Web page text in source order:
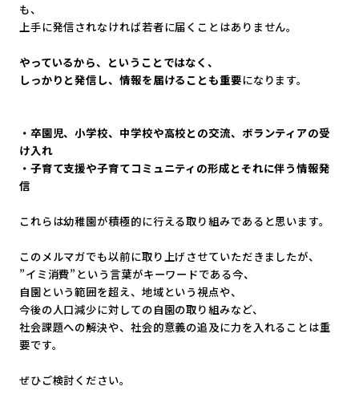
も、
上手に発信されなければ若者に届くことはありません。
やっているから、ということではなく、
しっかりと発信し、情報を届けることも重要になります。
・卒園児、小学校、中学校や高校との交流、 ボランティアの受
け入れ
・子育て支援や子育てコミュニティの形成とそれに伴う情報発
信
これらは幼稚園が積極的に行える取り組みであると思います。
このメルマガでも以前に取り上げさせていただきましたが、
”イミ消費”という言葉がキーワードである今、
自園という範囲を超え、地域という視点や、
今後の人口減少に対しての自園の取り組みなど、
社会課題への解決や、 社会的意義の追及に力を入れることは重
要です。
ぜひご検討ください。